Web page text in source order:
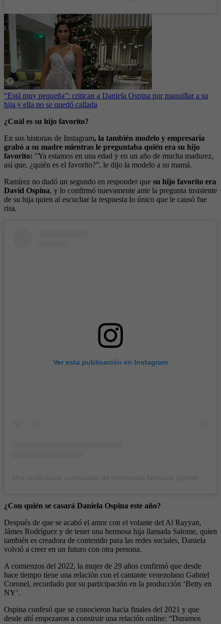
“Está muy pequeña”: critican a Daniela Ospina por maquillar a su
hija y ella no se quedó callada
¿Cuál es su hijo favorito?
En sus historias de Instagram, la también modelo y empresaria
grabó a su madre mientras le preguntaba quién era su hijo
favorito: ”Ya estamos en una edad y en un año de mucha madurez,
así que, ¿quién es el favorito?”, le dijo la modelo a su mamá.
Ramírez no dudó un segundo en responder que su hijo favorito era
David Ospina, y lo confirmó nuevamente ante la pregunta insistente
de su hija quien al escuchar la respuesta lo único que le causó fue
risa.
Ver esta publicación en Instagram
¿Con quién se casará Daniela Ospina este año?
Después de que se acabó el amor con el volante del Al Rayyan,
Jámes Rodríguez y de tener una hermosa hija llamada Salome, quien
también es creadora de contenido para las redes sociales, Daniela
volvió a creer en un futuro con otra persona.
A comienzos del 2022, la mujer de 29 años confirmó que desde
hace tiempo tiene una relación con el cantante venezolano Gabriel
Coronel, recordado por su participación en la producción ‘Betty en
NY’.
Ospina confesó que se conocieron hacia finales del 2021 y que
desde ahí empezaron a construir una relación online: “Duramos